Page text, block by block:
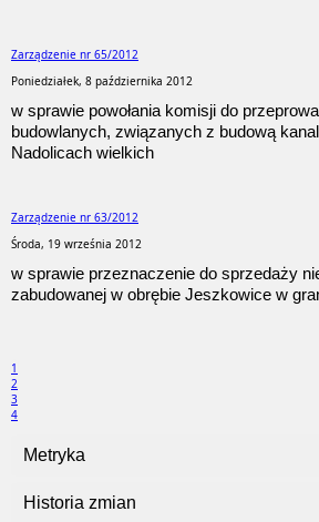
Zarządzenie nr 65/2012
Poniedziałek, 8 października 2012
w sprawie powołania komisji do
budowlanych, związanych z budową
Nadolicach wielkich
Zarządzenie nr 63/2012
Środa, 19 września 2012
w sprawie przeznaczenie do sprzedaży
zabudowanej w obrębie Jeszkowice w
1
2
3
4
Metryka
Historia zmian